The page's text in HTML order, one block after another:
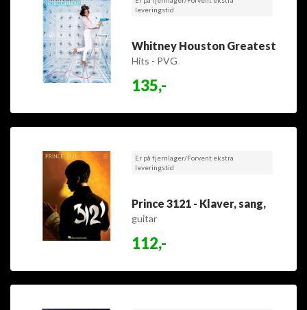
leveringstid
Whitney Houston Greatest
Hits - PVG
135,-
Er på fjernlager/Forvent ekstra
leveringstid
Prince 3121 - Klaver, sang,
guitar
112,-